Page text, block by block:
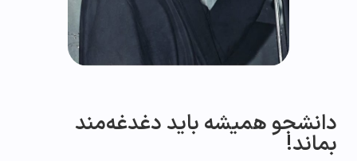
دانشجو همیشه باید دغدغه‌مند
بماند!